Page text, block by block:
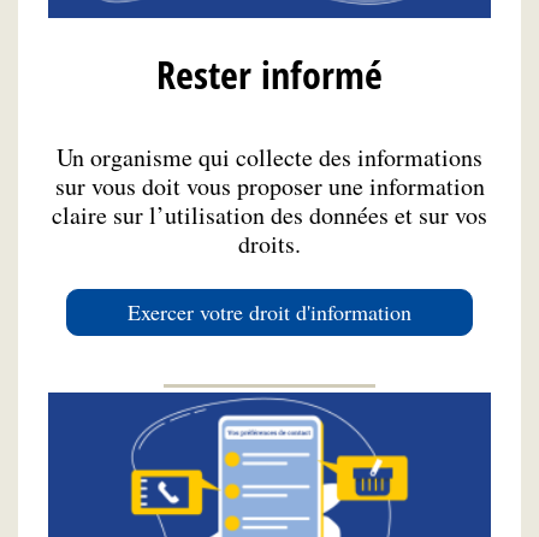
Rester informé
Un organisme qui collecte des informations
sur vous doit vous proposer une information
claire sur l’utilisation des données et sur vos
droits.
Exercer votre droit d'information